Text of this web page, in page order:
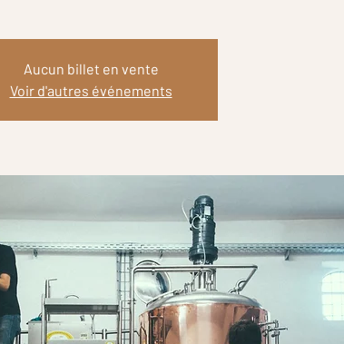
Aucun billet en vente
Voir d'autres événements